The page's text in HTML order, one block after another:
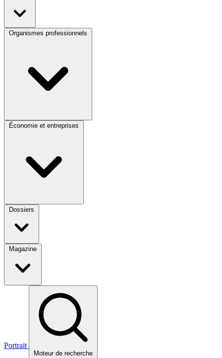
Organismes professionnels
Économie et entreprises
Dossiers
Magazine
Portrait
Moteur de recherche